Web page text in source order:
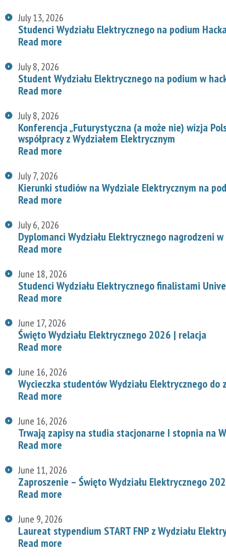
July 13, 2026
Studenci Wydziału Elektrycznego na podium
Read more
July 8, 2026
Student Wydziału Elektrycznego na podium w
Read more
July 8, 2026
Konferencja „Futurystyczna (a może nie) wizja
współpracy z Wydziałem Elektrycznym
Read more
July 7, 2026
Kierunki studiów na Wydziale Elektrycznym na
Read more
July 6, 2026
Dyplomanci Wydziału Elektrycznego nagrodzeni
Read more
June 18, 2026
Studenci Wydziału Elektrycznego finalistami
Read more
June 17, 2026
Święto Wydziału Elektrycznego 2026 | relacja
Read more
June 16, 2026
Wycieczka studentów Wydziału Elektrycznego
Read more
June 16, 2026
Trwają zapisy na studia stacjonarne I stopnia na
Read more
June 11, 2026
Zaproszenie – Święto Wydziału Elektrycznego
Read more
June 9, 2026
Laureat stypendium START FNP z Wydziału
Read more